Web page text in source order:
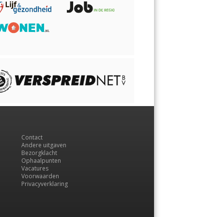
Contact
Andere uitgaven
Bezorgklacht
Ophaalpunten
Vacatures
Voorwaarden
Privacyverklaring